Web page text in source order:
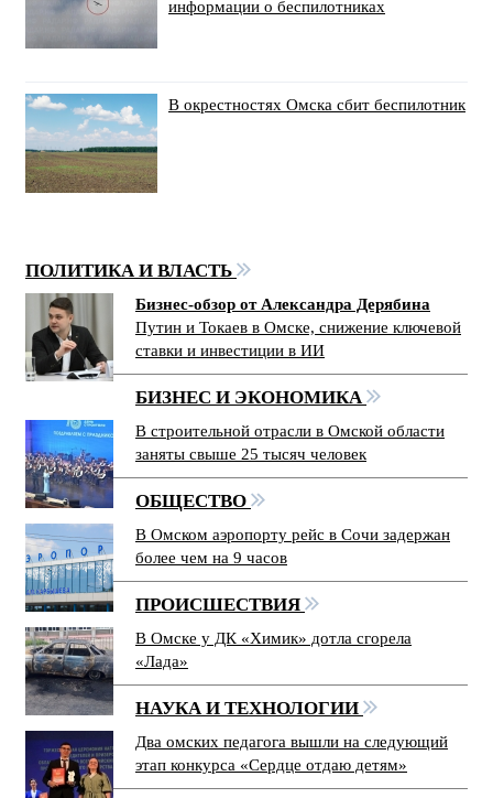
информации о беспилотниках
В окрестностях Омска сбит беспилотник
ПОЛИТИКА И ВЛАСТЬ
Бизнес-обзор от Александра Дерябина
Путин и Токаев в Омске, снижение ключевой
ставки и инвестиции в ИИ
БИЗНЕС И ЭКОНОМИКА
В строительной отрасли в Омской области
заняты свыше 25 тысяч человек
ОБЩЕСТВО
В Омском аэропорту рейс в Сочи задержан
более чем на 9 часов
ПРОИСШЕСТВИЯ
В Омске у ДК «Химик» дотла сгорела
«Лада»
НАУКА И ТЕХНОЛОГИИ
Два омских педагога вышли на следующий
этап конкурса «Сердце отдаю детям»